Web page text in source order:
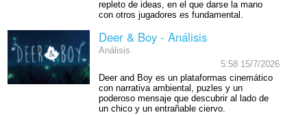
repleto de ideas, en el que darse la mano
con otros jugadores es fundamental.
Deer & Boy - Análisis
Análisis
5:58 15/7/2026
Deer and Boy es un plataformas cinemático
con narrativa ambiental, puzles y un
poderoso mensaje que descubrir al lado de
un chico y un entrañable ciervo.